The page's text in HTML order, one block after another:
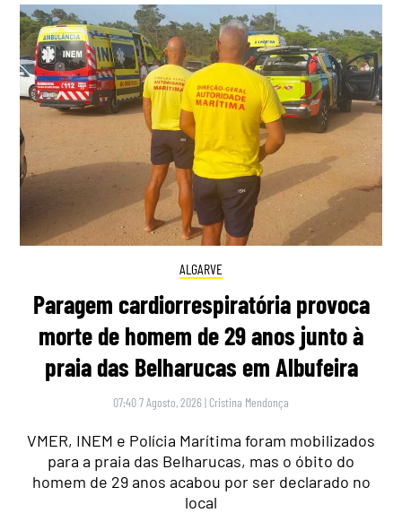
ALGARVE
Paragem cardiorrespiratória provoca
morte de homem de 29 anos junto à
praia das Belharucas em Albufeira
07:40 7 Agosto, 2026 | Cristina Mendonça
VMER, INEM e Polícia Marítima foram mobilizados
para a praia das Belharucas, mas o óbito do
homem de 29 anos acabou por ser declarado no
local